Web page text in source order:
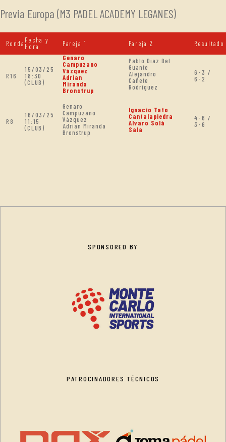
Previa Europa (M3 PADEL ACADEMY LEGANES)
Ronda Fecha y
Hora
Pareja 1 Pareja 2 Resultado
R16
15/03/25
18:30
(CLUB)
Genaro
Campuzano
Vázquez
Adrian
Miranda
Bronstrup
Pablo Diaz Del
Guante
Alejandro
Cañete
Rodriguez
6-3 /
6-2
R8
16/03/25
11:15
(CLUB)
Genaro
Campuzano
Vázquez
Adrian Miranda
Bronstrup
Ignacio Tato
Cantalapiedra
Alvaro Solà
Sala
4-6 /
3-6
SPONSORED BY
PATROCINADORES TÉCNICOS